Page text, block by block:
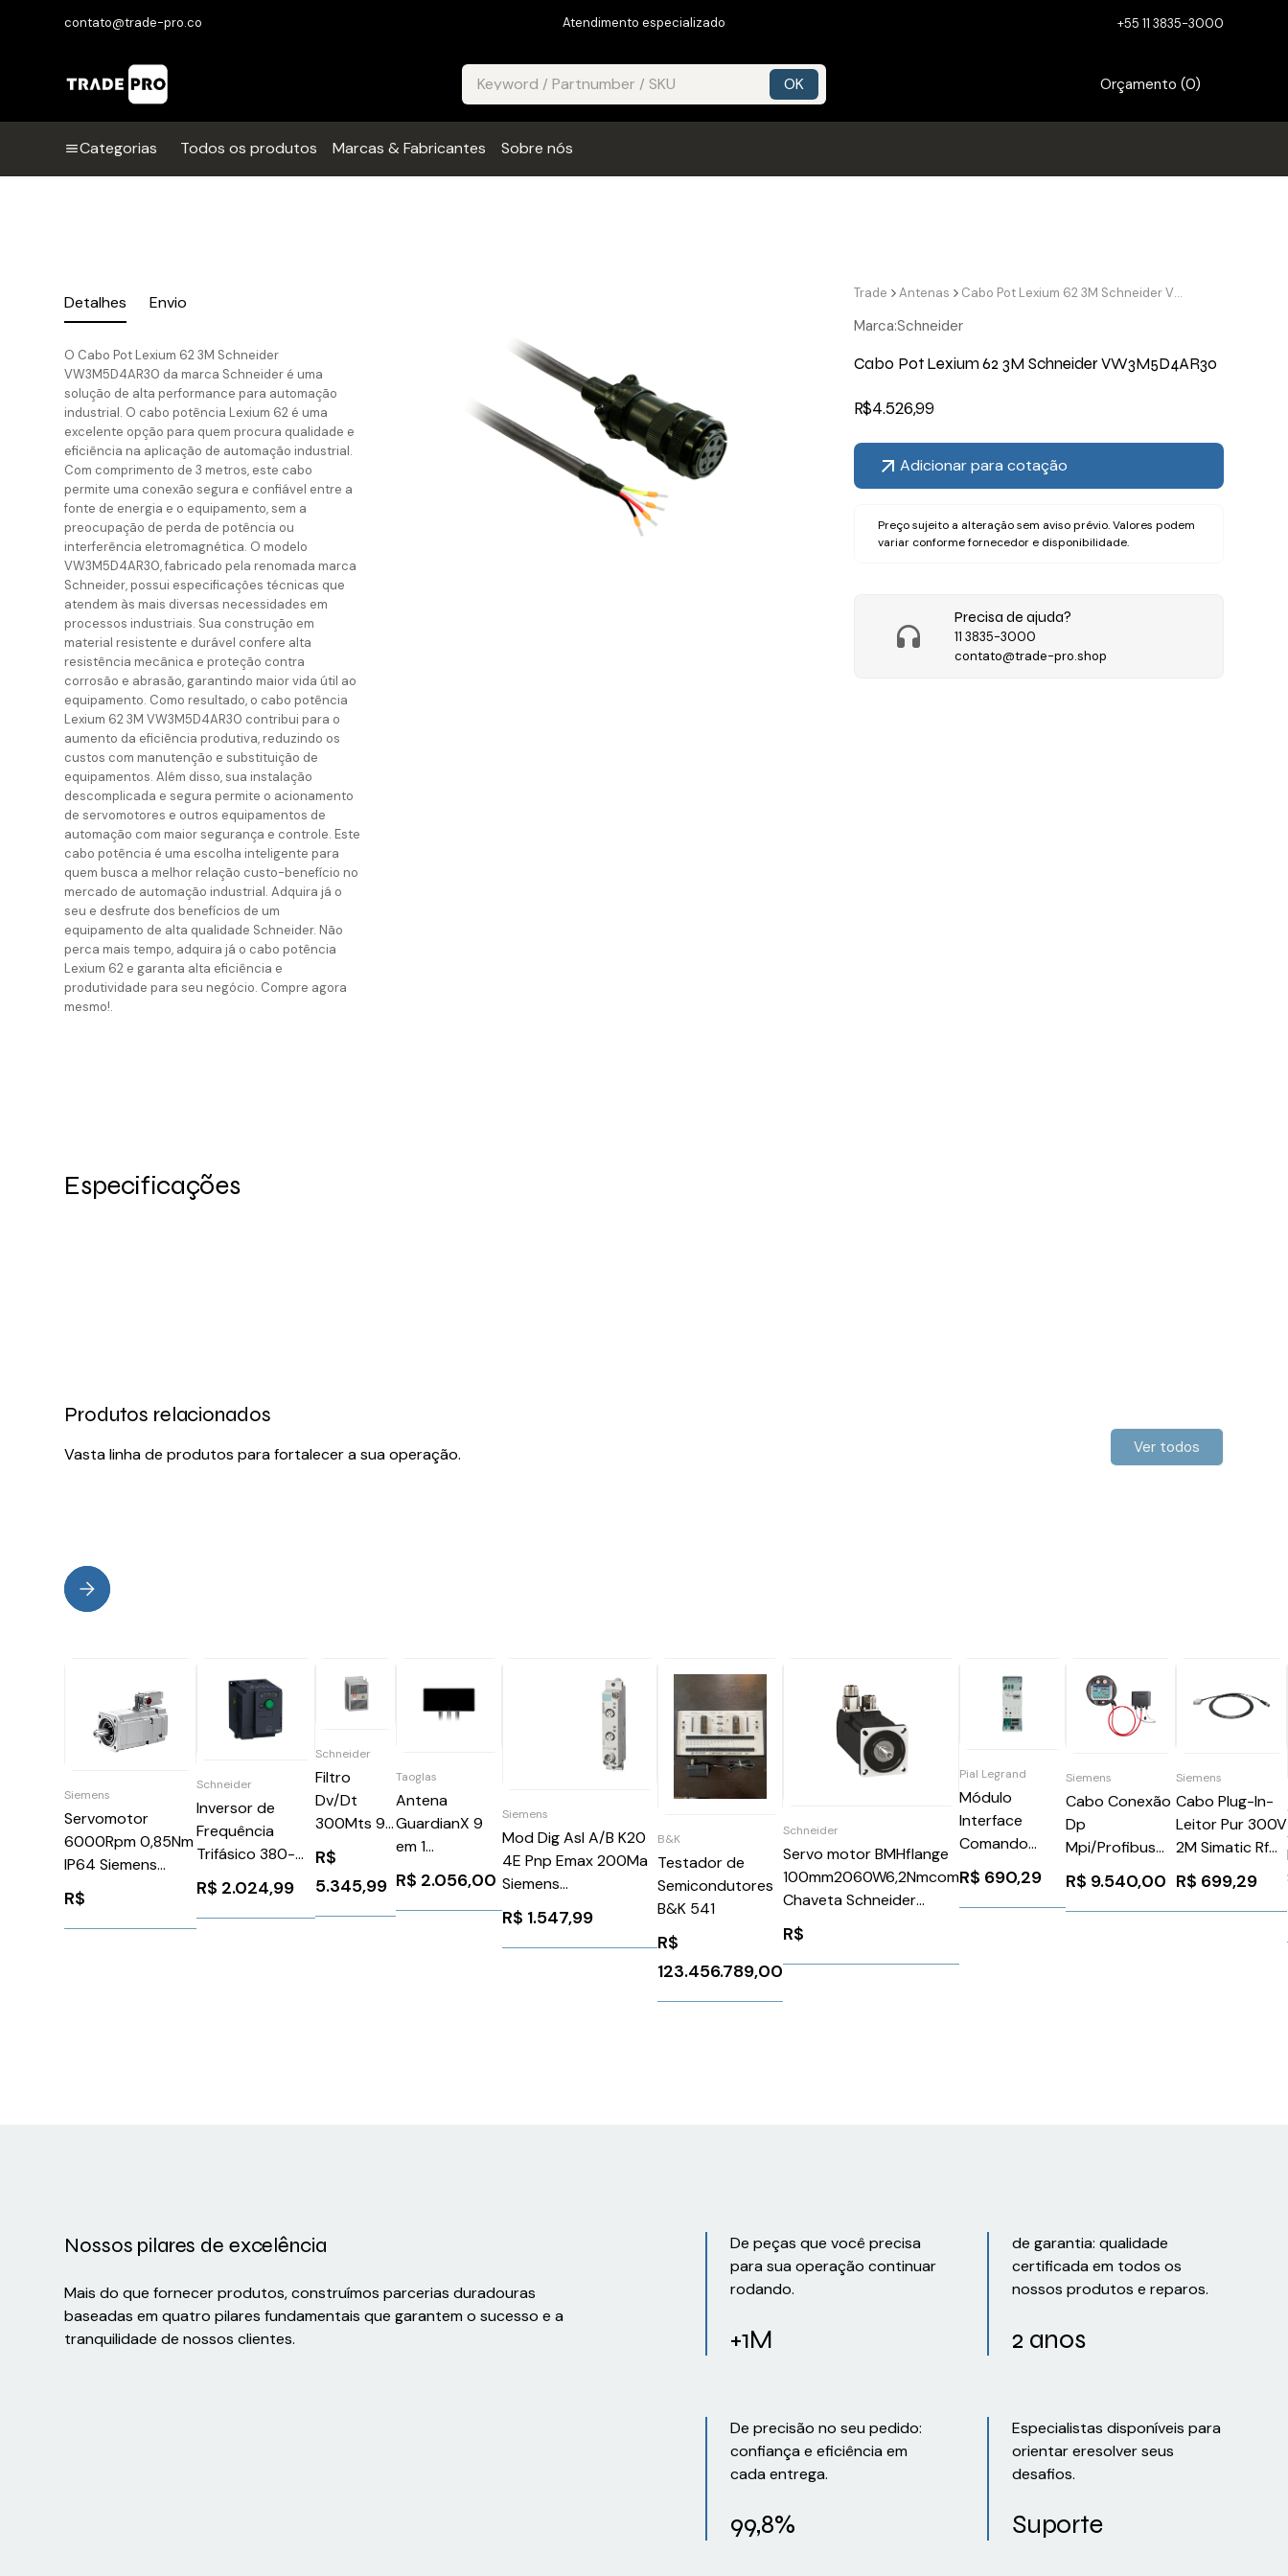
contato@trade-pro.co Atendimento especializado +55 11 3835-3000
Orçamento (0)
Categorias Todos os produtos Marcas & Fabricantes Sobre nós
Detalhes Envio
O Cabo Pot Lexium 62 3M Schneider
VW3M5D4AR30 da marca Schneider é uma
solução de alta performance para automação
industrial. O cabo potência Lexium 62 é uma
excelente opção para quem procura qualidade e
eficiência na aplicação de automação industrial.
Com comprimento de 3 metros, este cabo
permite uma conexão segura e confiável entre a
fonte de energia e o equipamento, sem a
preocupação de perda de potência ou
interferência eletromagnética. O modelo
VW3M5D4AR30, fabricado pela renomada marca
Schneider, possui especificações técnicas que
atendem às mais diversas necessidades em
processos industriais. Sua construção em
material resistente e durável confere alta
resistência mecânica e proteção contra
corrosão e abrasão, garantindo maior vida útil ao
equipamento. Como resultado, o cabo potência
Lexium 62 3M VW3M5D4AR30 contribui para o
aumento da eficiência produtiva, reduzindo os
custos com manutenção e substituição de
equipamentos. Além disso, sua instalação
descomplicada e segura permite o acionamento
de servomotores e outros equipamentos de
automação com maior segurança e controle. Este
cabo potência é uma escolha inteligente para
quem busca a melhor relação custo-benefício no
mercado de automação industrial. Adquira já o
seu e desfrute dos benefícios de um
equipamento de alta qualidade Schneider. Não
perca mais tempo, adquira já o cabo potência
Lexium 62 e garanta alta eficiência e
produtividade para seu negócio. Compre agora
mesmo!.
Trade Antenas Cabo Pot Lexium 62 3M Schneider VW3M5D4AR30
Marca:Schneider
Cabo Pot Lexium 62 3M Schneider VW3M5D4AR30
R$4.526,99
Adicionar para cotação
Preço sujeito a alteração sem aviso prévio. Valores podem
variar conforme fornecedor e disponibilidade.
Precisa de ajuda?
11 3835-3000
contato@trade-pro.shop
Especificações
Produtos relacionados
Vasta linha de produtos para fortalecer a sua operação. Ver todos
Siemens
Servomotor
6000Rpm 0,85Nm
IP64 Siemens
1FK70225AK711PA3
R$
Schneider
Inversor de
Frequência
Trifásico 380-
480V 1,5A 0,5CV
Schneider
ATV320U04N4C
R$ 2.024,99
Schneider
Filtro
Dv/Dt
300Mts 95
Amps -
Schneider
VW3A5305
R$
5.345,99
Taoglas
Antena
GuardianX 9
em 1
MA9909.A.002
R$ 2.056,00
Siemens
Mod Dig AsI A/B K20
4E Pnp Emax 200Ma
Siemens
3RK22000CQ300AA3
R$ 1.547,99
B&K
Testador de
Semicondutores
B&K 541
R$
123.456.789,00
Schneider
Servo motor BMHflange
100mm2060W6,2Nmcom
Chaveta Schneider
BMH1002P11A1A
R$
Pial Legrand
Módulo
Interface
Comando
Basico C/ 2
Contatos
Independentes
R$ 690,29
Siemens
Cabo Conexão
Dp
Mpi/Profibus
15M para Painel
Siemens
6XV14404AN15
R$ 9.540,00
Siemens
Cabo Plug-In-
Leitor Pur 300V
2M Simatic Rf
Siemens
6GT20914LH20
R$ 699,29
Nossos pilares de excelência
Mais do que fornecer produtos, construímos parcerias duradouras
baseadas em quatro pilares fundamentais que garantem o sucesso e a
tranquilidade de nossos clientes.
De peças que você precisa
para sua operação continuar
rodando.
+1M
de garantia: qualidade
certificada em todos os
nossos produtos e reparos.
2 anos
De precisão no seu pedido:
confiança e eficiência em
cada entrega.
99,8%
Especialistas disponíveis para
orientar eresolver seus
desafios.
Suporte